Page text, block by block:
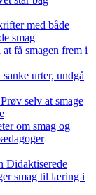
med både
smag
få smagen frem i
urter, undgå
Prøv selv at smage
om smag og
Didaktiserede
smag til læring i